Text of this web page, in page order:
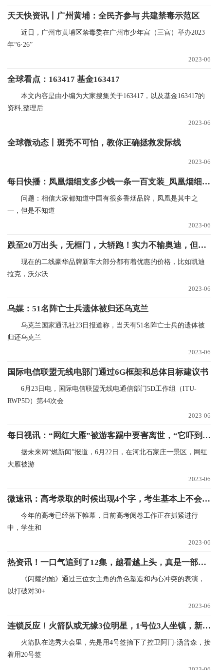
天天快资讯丨广州黄埔：全民齐参与 共建禁毒示范区
近日，广州市黄埔区禁毒委在广州市少年宫（三宫）举办2023
年“6·26”
2023-06
全球看点：163417 基金163417
本文内容是由小编为大家搜集关于163417，以及基金163417的
资料,整理后
2023-06
全球微动态丨斑秃不可怕，教你正确拯救发际线
2023-06
每日快播：凤凰烟细支多少钱一条一百支装_凤凰烟细支一包多少钱
问题：相信大家都知道中国有很多香烟品牌，凤凰是其中之
一，但是不知道
2023-06
跌至20万出头，无框门，大轿跑！实力不输奥迪，但知道的人不多
现在的二线豪华品牌新车大部分都有着优惠的价格，比如凯迪
拉克，沃尔沃
2023-06
乌媒：51名阵亡士兵遗体被归还乌克兰
乌克兰国家通讯社23日报道称，当天有51名阵亡士兵的遗体被
归还乌克兰
2023-06
国际电信联盟无线电部门通过6G框架和总体目标建议书
6月23日电，国际电信联盟无线电通信部门5D工作组（ITU-
RWP5D）第44次会
2023-06
每日视讯：“网红大雁”被游客踢中要害离世，“它吓到孩子了”，景区已将相关监控视频交由警方
据未来网“燃新闻”报道，6月22日，在河北石家庄一景区，网红
大雁被游
2023-06
微速讯：高考录取的时候出现4个字，考生基本上不会被录取，报志愿需谨慎
今年的高考已经落下帷幕，目前高考阅卷工作正在抓紧进行
中，学生和
2023-06
热资讯！一口气追到了12集，越看越上头，真是一部上瘾都市女性情感剧
《闪耀的她》通过三位女主角的角色塑造和内心冲突的表演，
以打破对30+
2023-06
连锁反应！火箭队或无缘3位明星，1号位3人坐镇，新人继续挑大梁|全球实时
火箭队在选秀大会里，先是用4号签摘下了控卫阿门-汤普森，接
着用20号签